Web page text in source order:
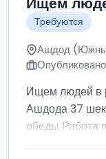
Требуются
Ашдод
Ищем людей в
Ашдода 37
обеды Работа